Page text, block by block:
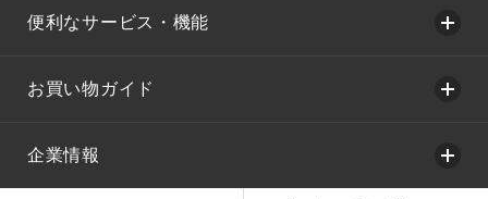
便利なサービス・機能
お買い物ガイド
企業情報